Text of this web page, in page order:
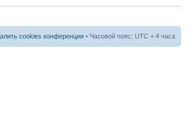
cookies конференции • Часовой пояс: UTC + 4 часа